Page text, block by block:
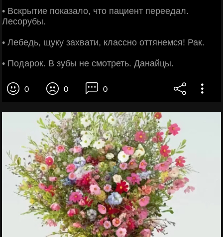
• Вскрытие показало, что пациент переедал.
Лесорубы.
• Лебедь, щуку захвати, классно оттянемся! Рак.
• Подарок. В зубы не смотреть. Данайцы.
0 0 0